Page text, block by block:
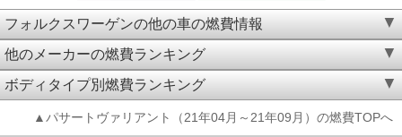
フォルクスワーゲンの他の車の燃費情報
他のメーカーの燃費ランキング
ボディタイプ別燃費ランキング
▲パサートヴァリアント（21年04月～21年09月）の燃費TOPへ